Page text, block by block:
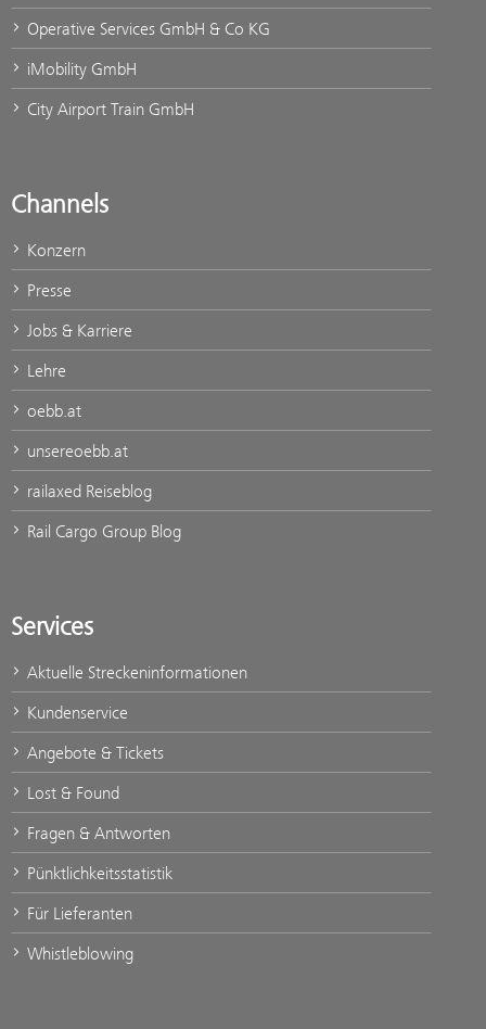
Operative Services GmbH & Co KG
iMobility GmbH
City Airport Train GmbH
Channels
Konzern
Presse
Jobs & Karriere
Lehre
oebb.at
unsereoebb.at
railaxed Reiseblog
Rail Cargo Group Blog
Services
Aktuelle Streckeninformationen
Kundenservice
Angebote & Tickets
Lost & Found
Fragen & Antworten
Pünktlichkeitsstatistik
Für Lieferanten
Whistleblowing